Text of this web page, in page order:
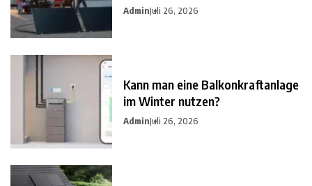
AdminJuli 26, 2026
Kann man eine Balkonkraftanlage
im Winter nutzen?
AdminJuli 26, 2026